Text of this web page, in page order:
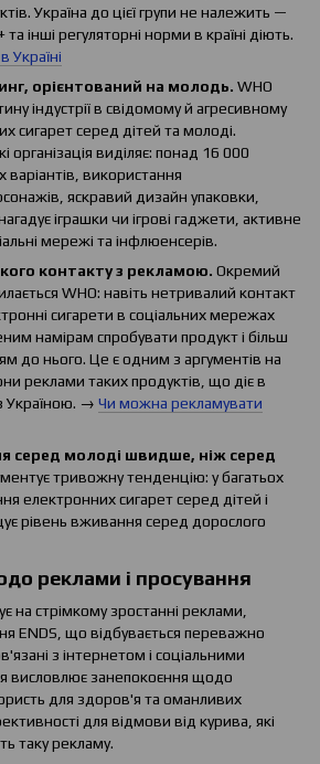
Україна до цієї групи не належить —
інші регуляторні норми в країні діють.
Україні
орієнтований на молодь. WHO
індустрії в свідомому й агресивному
сигарет серед дітей та молоді.
організація виділяє: понад 16 000
використання
яскравий дизайн упаковки,
іграшки чи ігрові гаджети, активне
мережі та інфлюенсерів.
контакту з рекламою. Окремий
WHO: навіть нетривалий контакт
сигарети в соціальних мережах
намірам спробувати продукт і більш
до нього. Це є одним з аргументів на
реклами таких продуктів, що діє в
Україною. → Чи можна рекламувати
серед молоді швидше, ніж серед
тривожну тенденцію: у багатьох
електронних сигарет серед дітей і
рівень вживання серед дорослого
реклами і просування
на стрімкому зростанні реклами,
ENDS, що відбувається переважно
з інтернетом і соціальними
висловлює занепокоєння щодо
для здоров'я та оманливих
для відмови від курива, які
таку рекламу.